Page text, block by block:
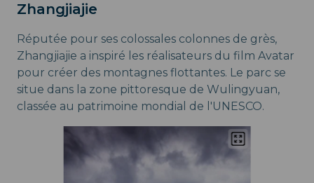
Zhangjiajie
Réputée pour ses colossales colonnes de grès,
Zhangjiajie a inspiré les réalisateurs du film Avatar
pour créer des montagnes flottantes. Le parc se
situe dans la zone pittoresque de Wulingyuan,
classée au patrimoine mondial de l'UNESCO.